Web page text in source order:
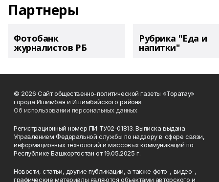
Партнеры
Фотобанк
журналистов РБ
Рубрика "Еда и
напитки"
© 2026 Сайт общественно-политической газеты «Торатау»
города Ишимбая и Ишимбайского района
Об использовании персональных данных
Регистрационный номер ПИ ТУ02-01813. Выписка выдана
Управлением Федеральной службы по надзору в сфере связи,
информационных технологий и массовых коммуникаций по
Республике Башкортостан от 19.05.2025 г.
Новости, статьи, другие публикации, а также фото-, видео-,
графические материалы являются объектами авторского и